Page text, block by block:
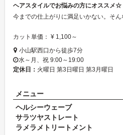
ヘアスタイルでお悩みの方にオススメ☆
カット単価： ¥ 1,100～
小山駅西口から徒歩7分
水～月、祝 9:00～19:00
定休日： 火曜日 第3日曜日 第3月曜日
メニュー
ヘルシーウェーブ
サラツヤストレート
ラメラメトリートメント